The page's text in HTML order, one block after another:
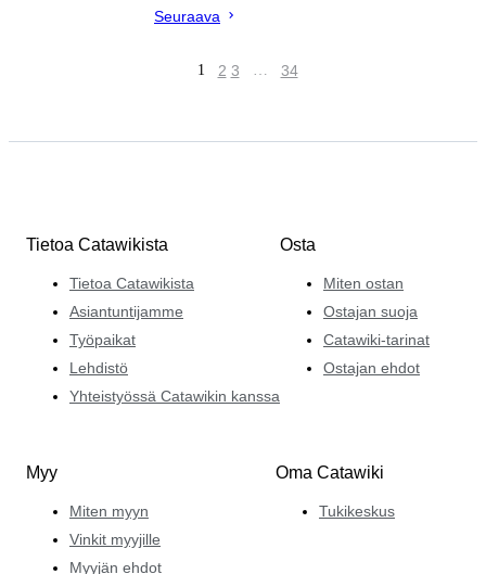
Seuraava
1 2 3 … 34
Tietoa Catawikista
Tietoa Catawikista
Asiantuntijamme
Työpaikat
Lehdistö
Yhteistyössä Catawikin kanssa
Osta
Miten ostan
Ostajan suoja
Catawiki-tarinat
Ostajan ehdot
Myy
Miten myyn
Vinkit myyjille
Myyjän ehdot
Oma Catawiki
Tukikeskus